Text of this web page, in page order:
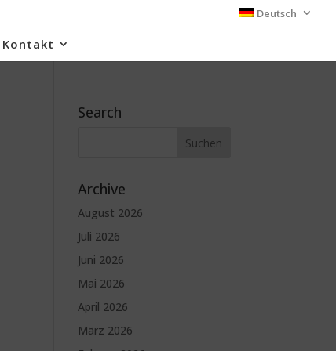
Deutsch
Kontakt
Search
Archive
August 2026
Juli 2026
Juni 2026
Mai 2026
April 2026
März 2026